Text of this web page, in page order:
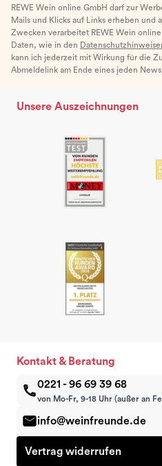
REWE Wein online GmbH darf zur
Mails und Klicks auf Links erheben und
Zwecken verarbeitet REWE Wein
Daten, wie in den
kann ich jederzeit mit Wirkung für die
Abmeldelink am Ende eines jeden
Unsere Auszeichnungen
Kontakt & Beratung
0221 - 96 69 39 68
von Mo-Fr, 9-18 Uhr (außer an
info@weinfreunde.de
Vertrag widerrufen